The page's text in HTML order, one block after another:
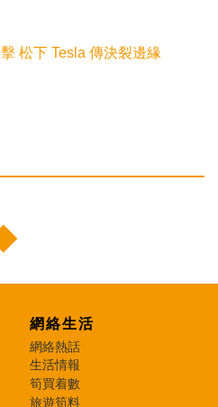
松下 Tesla 傳決裂邊緣
網絡生活
網絡熱話
生活情報
筍買着數
旅遊筍料